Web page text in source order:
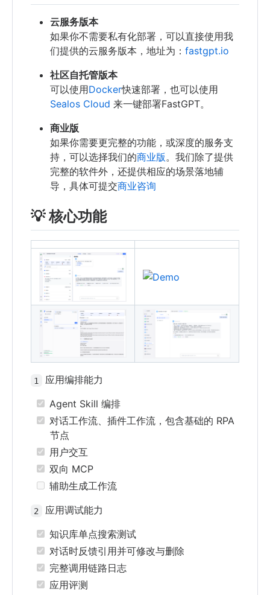
云服务版本
如果你不需要私有化部署，可以直接使用我
们提供的云服务版本，地址为： fastgpt.io
社区自托管版本
可以使用Docker快速部署，也可以使用
Sealos Cloud 来一键部署FastGPT。
商业版
如果你需要更完整的功能，或深度的服务支
持，可以选择我们的商业版。我们除了提供
完整的软件外，还提供相应的场景落地辅
导，具体可提交商业咨询
💡 核心功能
1
应用编排能力
Agent Skill 编排
对话工作流、插件工作流，包含基础的 RPA
节点
用户交互
双向 MCP
辅助生成工作流
2
应用调试能力
知识库单点搜索测试
对话时反馈引用并可修改与删除
完整调用链路日志
应用评测